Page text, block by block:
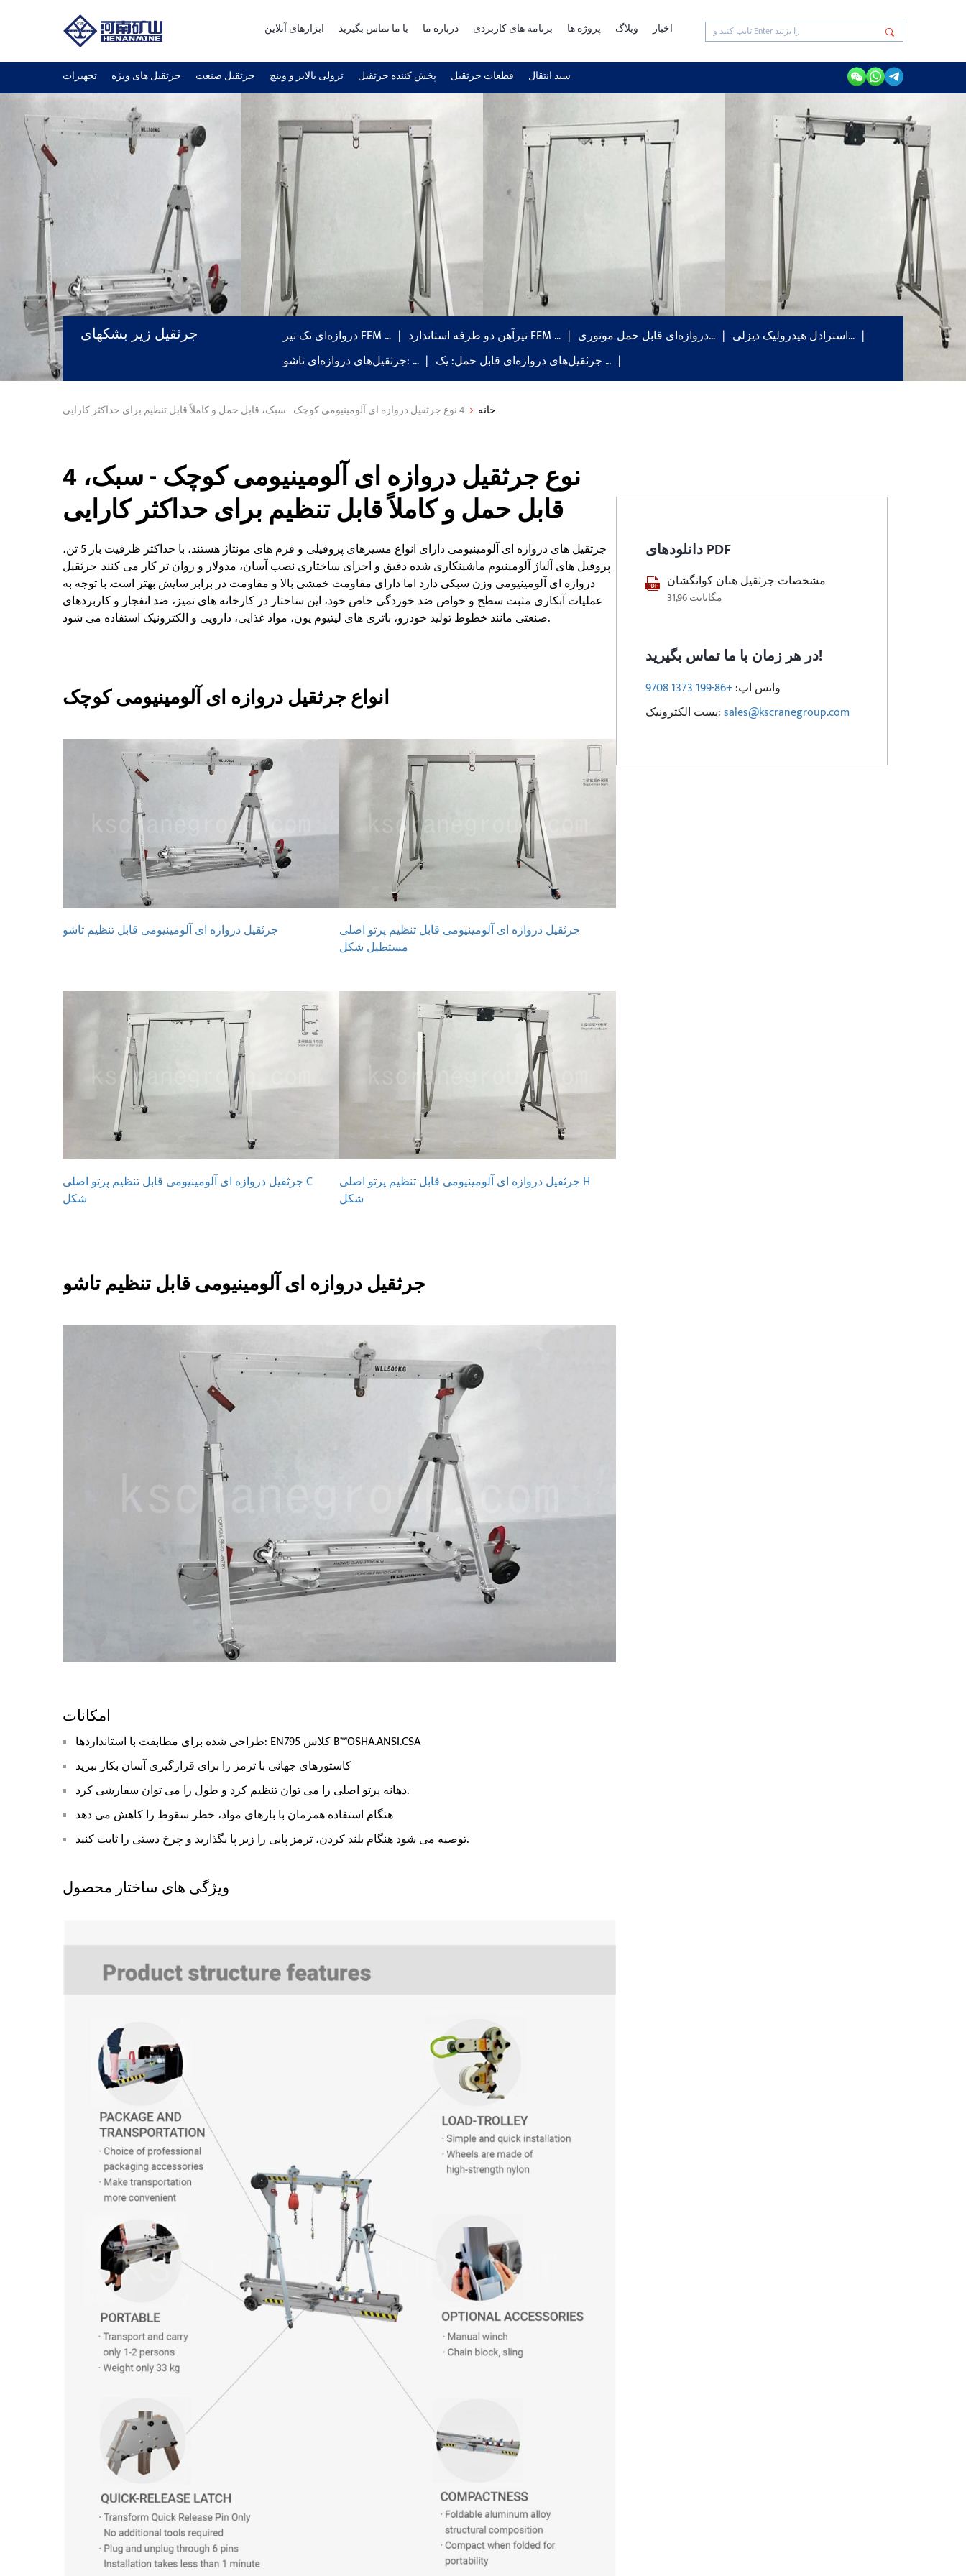
ابزارهای آنلاین با ما تماس بگیرید درباره ما برنامه های کاربردی پروژه ها وبلاگ اخبار
تجهیزات جرثقیل های ویژه جرثقیل صنعت ترولی بالابر و وینچ پخش کننده جرثقیل قطعات جرثقیل سبد انتقال
جرثقیل زیر بشکهای دروازه‌ای تک تیر FEM … تیرآهن دو طرفه استاندارد FEM … دروازه‌ای قابل حمل موتوری…
استرادل هیدرولیک دیزلی…
جرثقیل‌های دروازه‌ای تاشو: …
جرثقیل‌های دروازه‌ای قابل حمل: یک ...
خانه 4 نوع جرثقیل دروازه ای آلومینیومی کوچک - سبک، قابل حمل و کاملاً قابل تنظیم برای حداکثر کارایی
4 نوع جرثقیل دروازه ای آلومینیومی کوچک - سبک،
قابل حمل و کاملاً قابل تنظیم برای حداکثر کارایی
جرثقیل های دروازه ای آلومینیومی دارای انواع مسیرهای پروفیلی و فرم های مونتاژ هستند، با حداکثر ظرفیت بار 5 تن،
پروفیل های آلیاژ آلومینیوم ماشینکاری شده دقیق و اجزای ساختاری نصب آسان، مدولار و روان تر کار می کنند. جرثقیل
دروازه ای آلومینیومی وزن سبکی دارد اما دارای مقاومت خمشی بالا و مقاومت در برابر سایش بهتر است. با توجه به
عملیات آبکاری مثبت سطح و خواص ضد خوردگی خاص خود، این ساختار در کارخانه های تمیز، ضد انفجار و کاربردهای
صنعتی مانند خطوط تولید خودرو، باتری های لیتیوم یون، مواد غذایی، دارویی و الکترونیک استفاده می شود.
انواع جرثقیل دروازه ای آلومینیومی کوچک
جرثقیل دروازه ای آلومینیومی قابل تنظیم تاشو
جرثقیل دروازه ای آلومینیومی قابل تنظیم پرتو اصلی
مستطیل شکل
جرثقیل دروازه ای آلومینیومی قابل تنظیم پرتو اصلی C
شکل
جرثقیل دروازه ای آلومینیومی قابل تنظیم پرتو اصلی H
شکل
جرثقیل دروازه ای آلومینیومی قابل تنظیم تاشو
امکانات
طراحی شده برای مطابقت با استانداردها: EN795 کلاس B**OSHA.ANSI.CSA
کاستورهای جهانی با ترمز را برای قرارگیری آسان بکار ببرید
دهانه پرتو اصلی را می توان تنظیم کرد و طول را می توان سفارشی کرد.
هنگام استفاده همزمان با بارهای مواد، خطر سقوط را کاهش می دهد
توصیه می شود هنگام بلند کردن، ترمز پایی را زیر پا بگذارید و چرخ دستی را ثابت کنید.
ویژگی های ساختار محصول
دانلودهای PDF
مشخصات جرثقیل هنان کوانگشان
31,96 مگابایت
در هر زمان با ما تماس بگیرید!
واتس اپ:+86-199 1373 9708
پست الکترونیک:sales@kscranegroup.com